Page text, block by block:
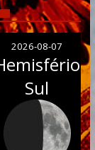
2026-08-07
Sul